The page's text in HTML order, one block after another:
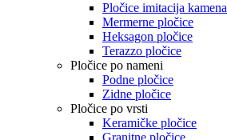
Pločice imitacija kamena
Mermerne pločice
Heksagon pločice
Terazzo pločice
Pločice po nameni
Podne pločice
Zidne pločice
Pločice po vrsti
Keramičke pločice
Granitne pločice